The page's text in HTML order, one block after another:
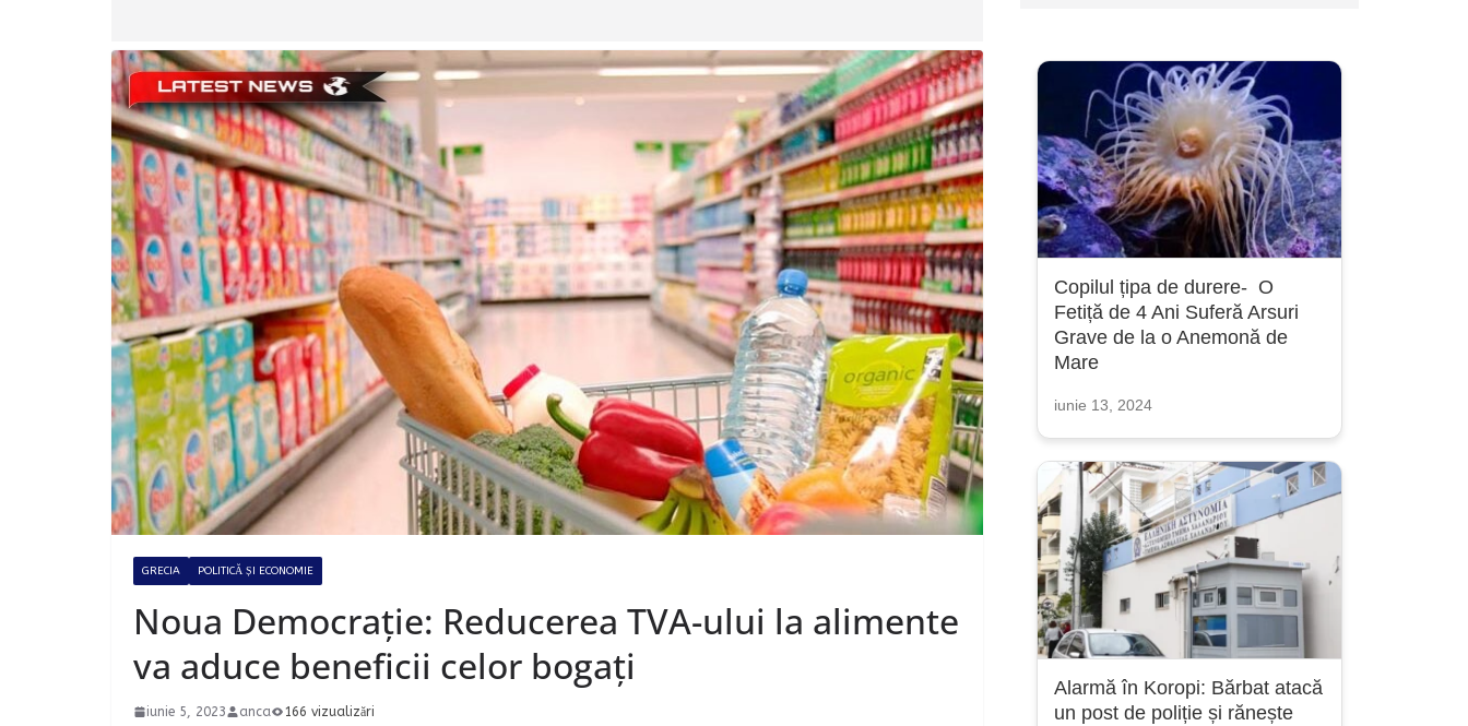
GRECIA POLITICĂ ȘI ECONOMIE
Noua Democrație: Reducerea TVA-ului la alimente
va aduce beneficii celor bogați
iunie 5, 2023 anca 166 vizualizări
Copilul țipa de durere- O
Fetiță de 4 Ani Suferă Arsuri
Grave de la o Anemonă de
Mare
iunie 13, 2024
Alarmă în Koropi: Bărbat atacă
un post de poliție și rănește